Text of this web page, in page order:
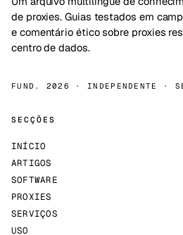
de proxies. Guias testados em
e comentário ético sobre proxies
centro de dados.
FUND. 2026 · INDEPENDENTE ·
SECÇÕES
INÍCIO
ARTIGOS
SOFTWARE
PROXIES
SERVIÇOS
USO